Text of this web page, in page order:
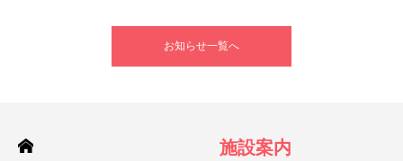
お知らせ一覧へ
施設案内